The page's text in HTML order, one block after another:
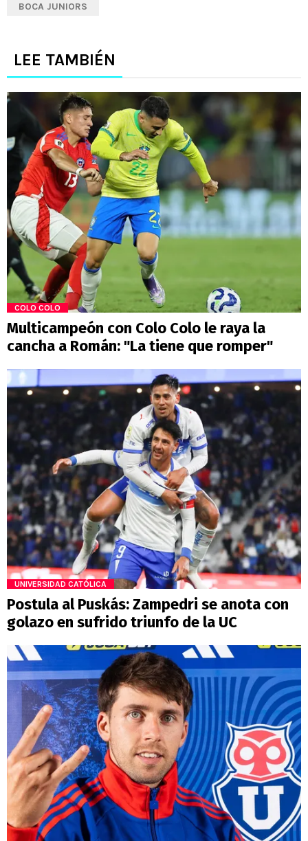
BOCA JUNIORS
LEE TAMBIÉN
COLO COLO
Multicampeón con Colo Colo le raya la
cancha a Román: "La tiene que romper"
UNIVERSIDAD CATÓLICA
Postula al Puskás: Zampedri se anota con
golazo en sufrido triunfo de la UC